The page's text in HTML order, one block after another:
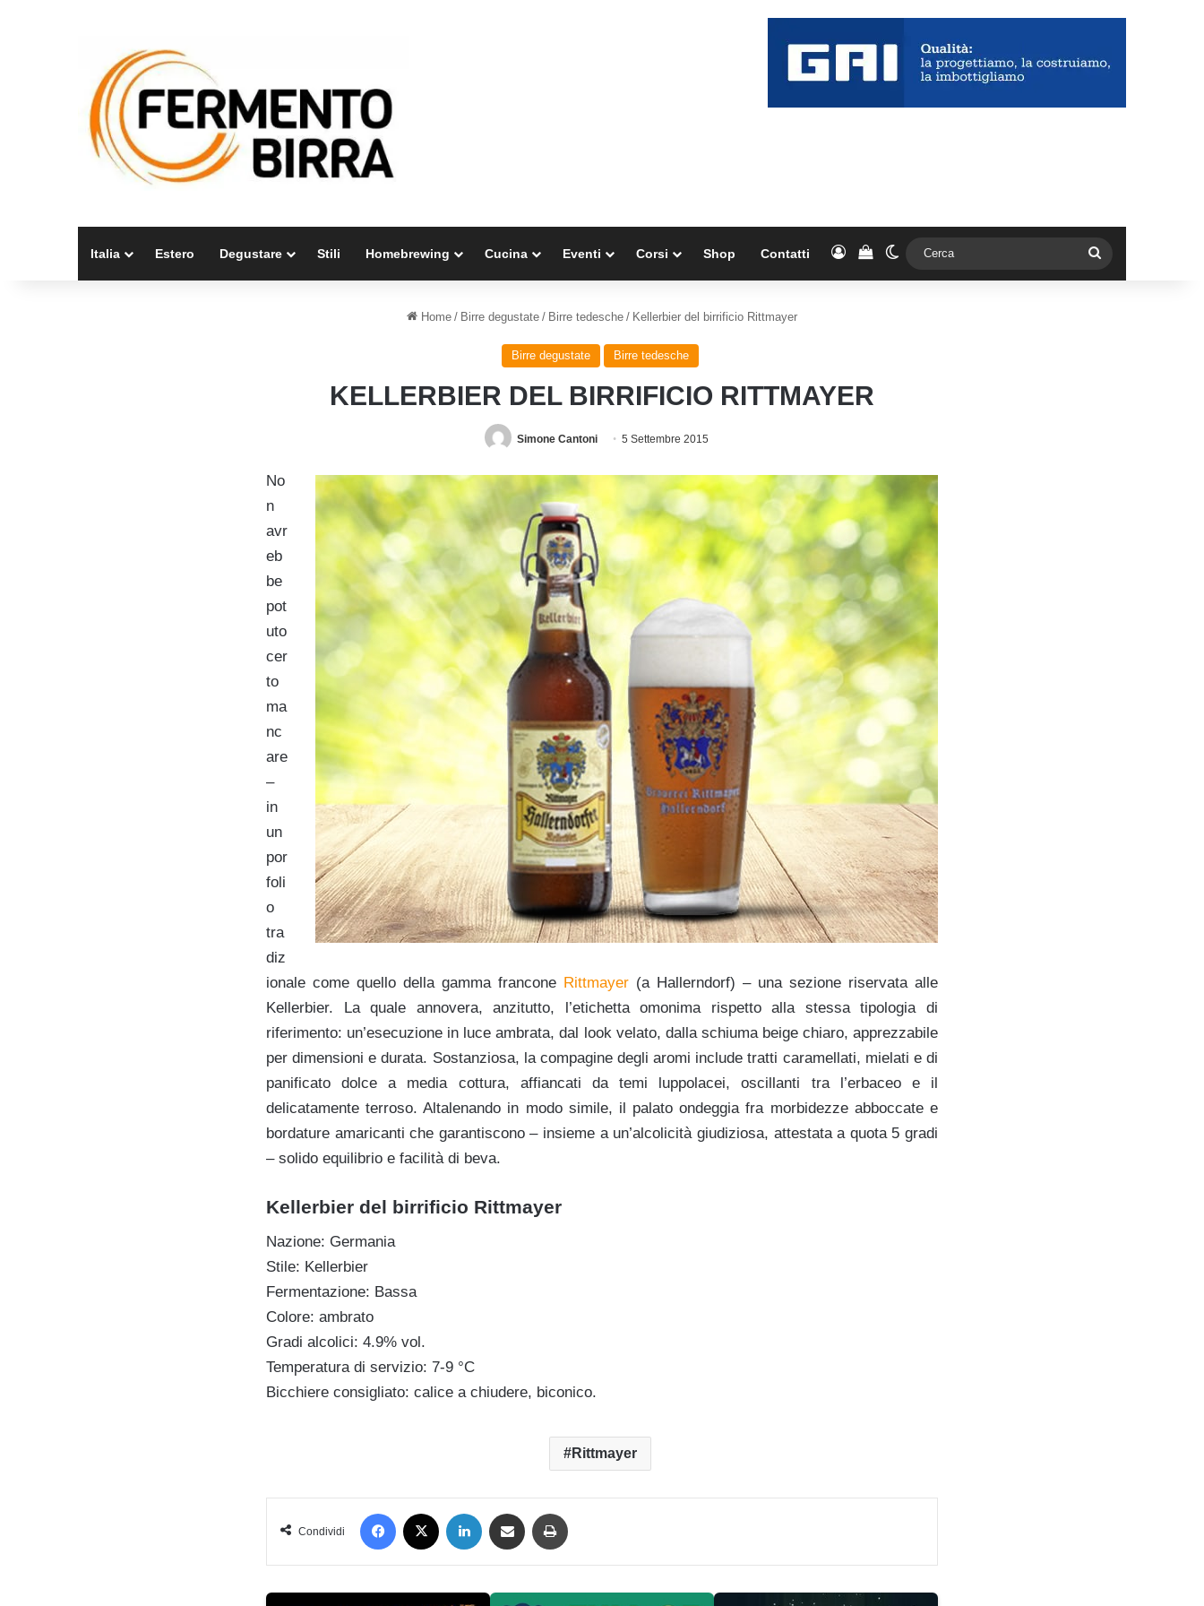
Italia Estero Degustare Stili Homebrewing Cucina Eventi Corsi Shop Contatti AccediVedi il carrello
Cambia aspetto
Home / Birre degustate / Birre tedesche / Kellerbier del birrificio Rittmayer
Birre degustate Birre tedesche
KELLERBIER DEL BIRRIFICIO RITTMAYER
Simone Cantoni 5 Settembre 2015
No
n
avr
eb
be
pot
uto
cer
to
ma
nc
are
–
in
un
por
foli
o
tra
diz
ionale come quello della gamma francone Rittmayer (a Hallerndorf) – una sezione riservata alle
Kellerbier. La quale annovera, anzitutto, l’etichetta omonima rispetto alla stessa tipologia di
riferimento: un’esecuzione in luce ambrata, dal look velato, dalla schiuma beige chiaro, apprezzabile
per dimensioni e durata. Sostanziosa, la compagine degli aromi include tratti caramellati, mielati e di
panificato dolce a media cottura, affiancati da temi luppolacei, oscillanti tra l’erbaceo e il
delicatamente terroso. Altalenando in modo simile, il palato ondeggia fra morbidezze abboccate e
bordature amaricanti che garantiscono – insieme a un’alcolicità giudiziosa, attestata a quota 5 gradi
– solido equilibrio e facilità di beva.
Kellerbier del birrificio Rittmayer
Nazione: Germania
Stile: Kellerbier
Fermentazione: Bassa
Colore: ambrato
Gradi alcolici: 4.9% vol.
Temperatura di servizio: 7-9 °C
Bicchiere consigliato: calice a chiudere, biconico.
Rittmayer
Condividi
Facebook LinkedIn Condividi via mail